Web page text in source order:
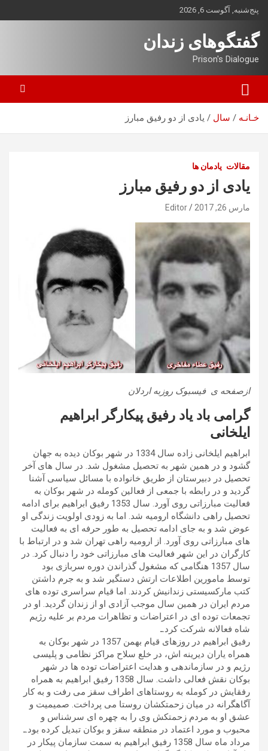
محتوا
بروید
پنج‌شنبه, آگوست 6, 2026
گفتگوهای زندان
Prison's Dialogue
خـانـه سال یادی از دو رفیق مبارز
مقالات یادمان ها
یادی از دو رفیق مبارز
مارس 26, 2017 Editor
ازصفحه ی فیسبوک روزبه اردلان
گرامی باد یاد رفیق پیكارگر ابراهیم
ایلخانی
ابراهیم ایلخانی زاده سال 1334 در شهر بوكان دیده به جهان
گشود و در همین شهر به تحصیل مشغول شد. در سال های آخر
تحصیل در دبیرستان از طریق خانواده با مسائل سیاسی آشنا
گردید و در رابطه با جمعی از فعالین كومله در شهر بوکان به
فعالیت مبارزاتی روی آورد. سال 1353 رفیق ابراهیم برای ادامه
تحصیل راهی دانشگاه ارومیه شد. اما به زودی اولویت زندگی او
عوض شد و به جای ادامه تحصیل به طور حرفه ای به فعالیت
های مبارزاتی روی آورد. از ارومیه راهی تهران شد و در ارتباط با
کارگران در این شهر فعالیت های مبارزاتی خود را دنبال کرد. در
سال 1357 هنگامی كه مشغول گذراندن دوره سربازی بود
توسط مامورین اطلاعات ارتش دستگیر شد و به جرم داشتن
كتب ماركسیستی زندانیش كردند. اما قیام سراسری توده های
مردم ایران در همین سال موجب آزادی او از زندان گردید. او در
تجمعات توده ای در اعتراضات و تظاهرات مردم بر علیه رژیم
شاه فعالانه شركت كرد.ـ
رفیق ابراهیم در روزهای قیام بهمن 1357 در شهر بوكان به
همراه یاران دیرینه اش، در خلع سلاح مراكز نظامی و پلیسی
رژیم و در سازماندهی و هدایت اعتراضات توده ها در شهر
بوكان نقش فعالی داشت. سال 1358 رفیق ابراهیم به همراه
رفقایش در كومله به روستاهای اطراف سقز می رفت و به كار
آگاهگرانه در میان زحمتكشان روستا می پرداخت. صمیمیت و
عشق او به مردم زحمتکش وی را به چهره ای سرشناس و
محبوب و مورد اعتماد در منطقه سقز و بوکان تبدیل کرده بود.ـ
مرداد ماه سال 1358 رفیق ابراهیم به سمت سازمان پیكار در